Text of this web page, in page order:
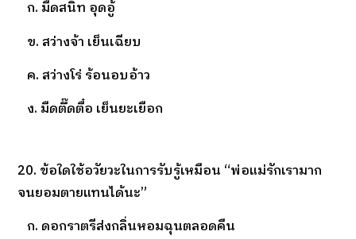
ก. มืดสนิท อุดอู้
ข. สว่างจ้า เย็นเฉียบ
ค. สว่างโร่ ร้อนอบอ้าว
ง. มืดตึ๊ดตื๋อ เย็นยะเยือก
20. ข้อใดใช้อวัยวะในการรับรู้เหมือน “พ่อแม่รักเรามาก
จนยอมตายแทนได้นะ”
ก. ดอกราตรีส่งกลิ่นหอมฉุนตลอดคืน